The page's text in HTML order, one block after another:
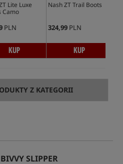
Lite Luxe
Camo
PLN
KUP
Nash ZT Trail Boots
324,99 PLN
KUP
Z KATEGORII
SLIPPER